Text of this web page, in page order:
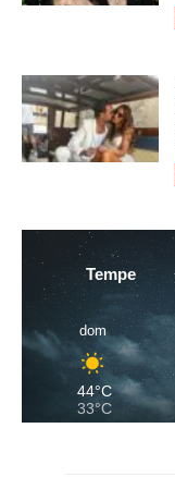
Tempe
dom
44°C
33°C